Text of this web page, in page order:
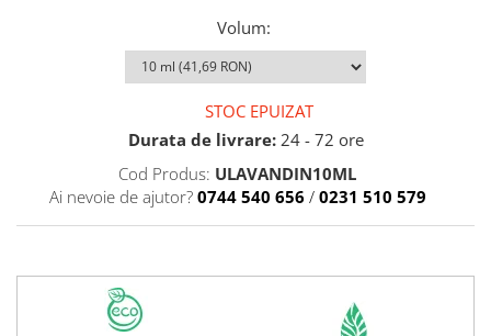
Volum:
STOC EPUIZAT
Durata de livrare:24 - 72 ore
Cod Produs: ULAVANDIN10ML
Ai nevoie de ajutor? 0744 540 656 / 0231 510 579